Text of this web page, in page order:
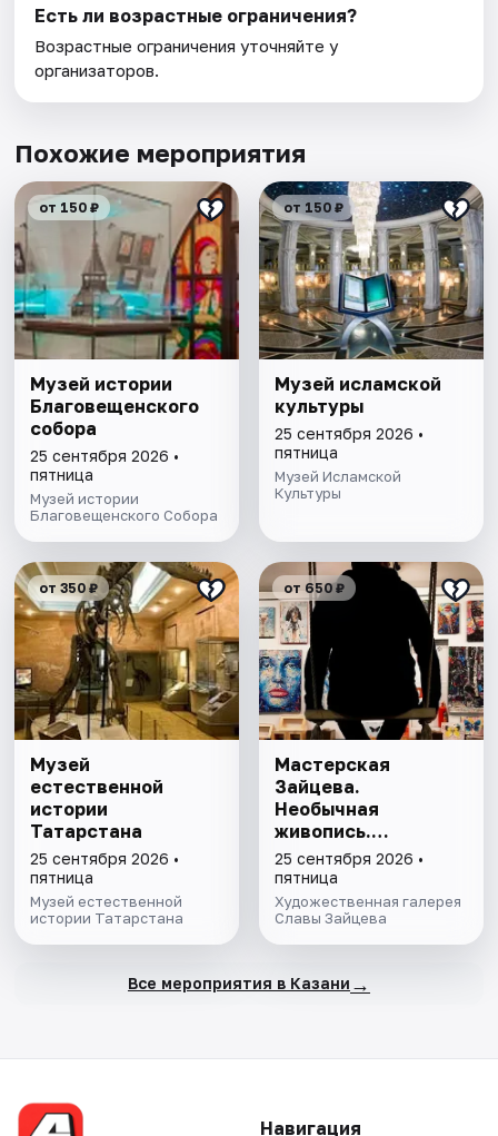
Есть ли возрастные ограничения?
Возрастные ограничения уточняйте у
организаторов.
Похожие мероприятия
от 150 ₽
Музей истории
Благовещенского
собора
25 сентября 2026 •
пятница
Музей истории
Благовещенского Собора
от 150 ₽
Музей исламской
культуры
25 сентября 2026 •
пятница
Музей Исламской
Культуры
от 350 ₽
Музей
естественной
истории
Татарстана
25 сентября 2026 •
пятница
Музей естественной
истории Татарстана
от 650 ₽
Мастерская
Зайцева.
Необычная
живопись.
Необычная графика
25 сентября 2026 •
пятница
Художественная галерея
Славы Зайцева
Все мероприятия в Казани →
Навигация